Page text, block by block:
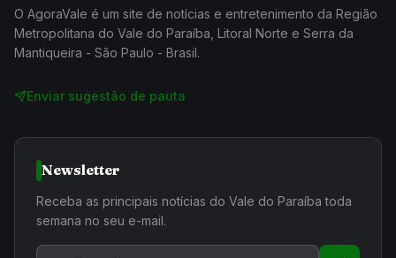
O AgoraVale é um site de notícias e entretenimento da Região
Metropolitana do Vale do Paraíba, Litoral Norte e Serra da
Mantiqueira - São Paulo - Brasil.
Enviar sugestão de pauta
Newsletter
Receba as principais notícias do Vale do Paraíba toda
semana no seu e-mail.